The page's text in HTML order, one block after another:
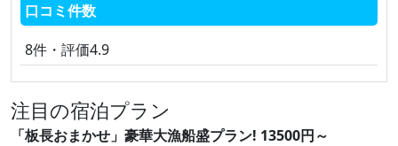
口コミ件数
8件・評価4.9
注目の宿泊プラン
「板長おまかせ」豪華大漁船盛プラン! 13500円～